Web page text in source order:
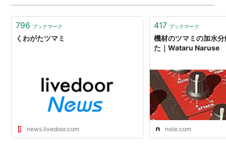
796 ブックマーク
くわがたツマミ
news.livedoor.com
417 ブックマーク
機材のツマミの加水
た｜Wataru Naruse
note.com